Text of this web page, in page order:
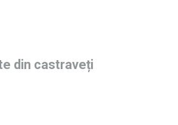
din castraveți